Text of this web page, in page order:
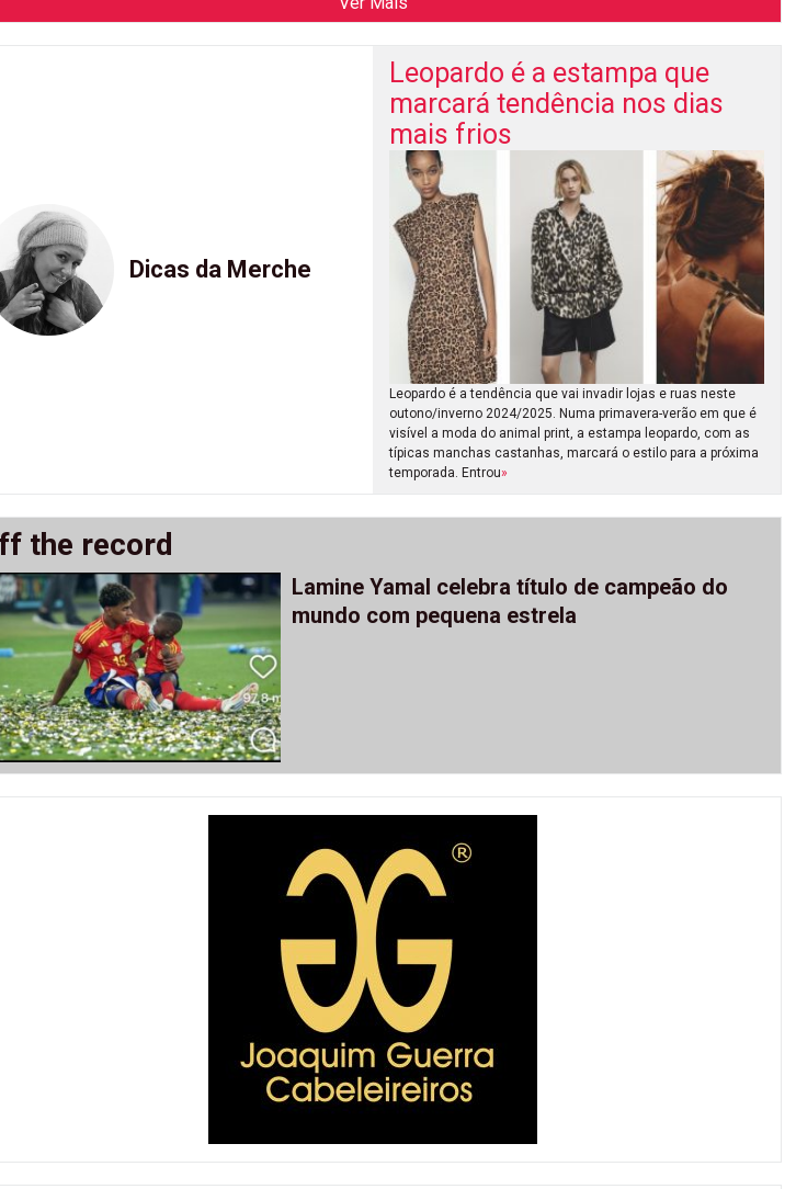
Dicas da Merche
Leopardo é a estampa que
marcará tendência nos dias
mais frios
Leopardo é a tendência que vai invadir lojas e ruas neste
outono/inverno 2024/2025. Numa primavera-verão em que é
visível a moda do animal print, a estampa leopardo, com as
típicas manchas castanhas, marcará o estilo para a próxima
temporada. Entrou»
the record
Lamine Yamal celebra título de campeão do
mundo com pequena estrela